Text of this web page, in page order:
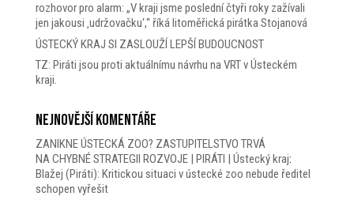
rozhovor pro alarm: „V kraji jsme poslední čtyři roky zažívali
jen jakousi ‚udržovačku‘,“ říká litoměřická pirátka Stojanová
ÚSTECKÝ KRAJ SI ZASLOUŽÍ LEPŠÍ BUDOUCNOST
TZ: Piráti jsou proti aktuálnímu návrhu na VRT v Ústeckém
kraji.
Nejnovější komentáře
ZANIKNE ÚSTECKÁ ZOO? ZASTUPITELSTVO TRVÁ
NA CHYBNÉ STRATEGII ROZVOJE | PIRÁTI | Ústecký kraj:
Blažej (Piráti): Kritickou situaci v ústecké zoo nebude ředitel
schopen vyřešit